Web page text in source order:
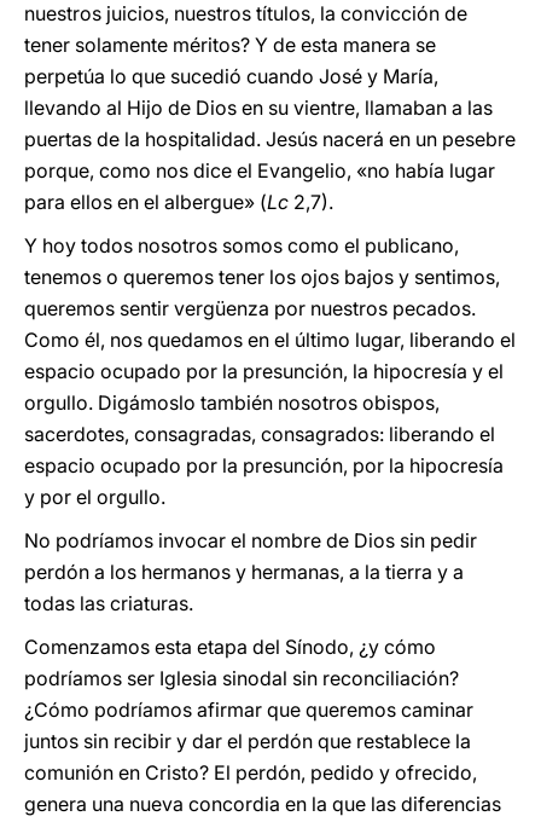
nuestros juicios, nuestros títulos, la convicción de
tener solamente méritos? Y de esta manera se
perpetúa lo que sucedió cuando José y María,
llevando al Hijo de Dios en su vientre, llamaban a las
puertas de la hospitalidad. Jesús nacerá en un pesebre
porque, como nos dice el Evangelio, «no había lugar
para ellos en el albergue» (Lc 2,7).
Y hoy todos nosotros somos como el publicano,
tenemos o queremos tener los ojos bajos y sentimos,
queremos sentir vergüenza por nuestros pecados.
Como él, nos quedamos en el último lugar, liberando el
espacio ocupado por la presunción, la hipocresía y el
orgullo. Digámoslo también nosotros obispos,
sacerdotes, consagradas, consagrados: liberando el
espacio ocupado por la presunción, por la hipocresía
y por el orgullo.
No podríamos invocar el nombre de Dios sin pedir
perdón a los hermanos y hermanas, a la tierra y a
todas las criaturas.
Comenzamos esta etapa del Sínodo, ¿y cómo
podríamos ser Iglesia sinodal sin reconciliación?
¿Cómo podríamos afirmar que queremos caminar
juntos sin recibir y dar el perdón que restablece la
comunión en Cristo? El perdón, pedido y ofrecido,
genera una nueva concordia en la que las diferencias